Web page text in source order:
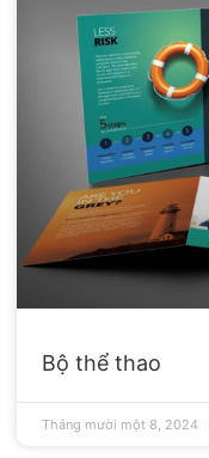
Bộ thể thao
Tháng mười một 8, 2024